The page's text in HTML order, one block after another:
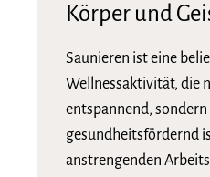
Körper und
Saunieren ist eine
Wellnessaktivität, die
entspannend, sondern
gesundheitsfördernd
anstrengenden